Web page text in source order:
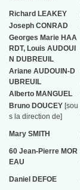
Richard LEAKEY
Joseph CONRAD
Georges Marie HAA
RDT, Louis AUDOUI
N DUBREUIL
Ariane AUDOUIN-D
UBREUIL
Alberto MANGUEL
Bruno DOUCEY [sou
s la direction de]
Mary SMITH
60 Jean-Pierre MOR
EAU
Daniel DEFOE